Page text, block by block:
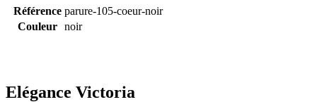
Référence parure-105-coeur-noir
Couleur noir
Elégance Victoria